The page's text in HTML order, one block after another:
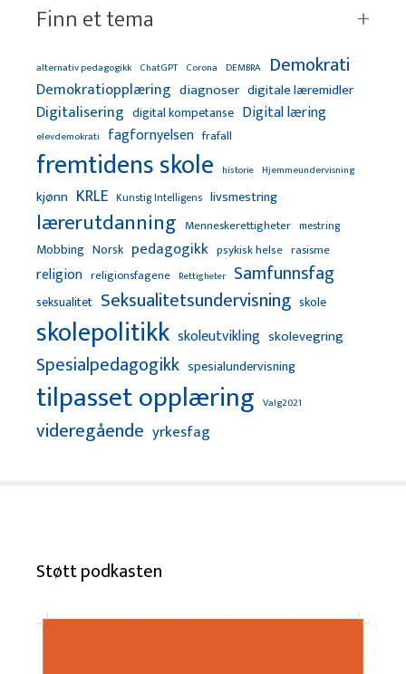
Finn et tema
alternativ pedagogikk ChatGPT Corona DEMBRA Demokrati
Demokratiopplæring diagnoser digitale læremidler
Digitalisering digital kompetanse Digital læring
elevdemokrati fagfornyelsen frafall
fremtidens skole historie Hjemmeundervisning
kjønn KRLE Kunstig Intelligens livsmestring
lærerutdanning Menneskerettigheter mestring
Mobbing Norsk pedagogikk psykisk helse rasisme
religion religionsfagene Rettigheter Samfunnsfag
seksualitet Seksualitetsundervisning skole
skolepolitikk skoleutvikling skolevegring
Spesialpedagogikk spesialundervisning
tilpasset opplæring Valg2021
videregående yrkesfag
Støtt podkasten